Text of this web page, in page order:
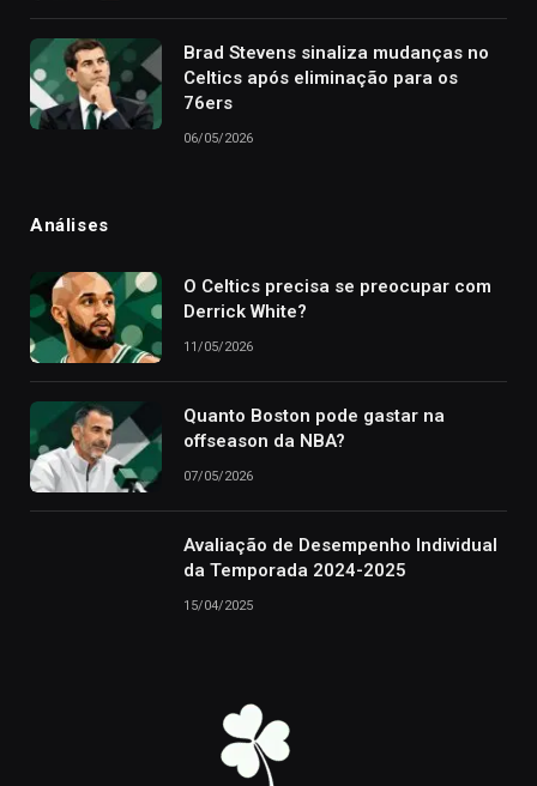
Brad Stevens sinaliza mudanças no
Celtics após eliminação para os
76ers
06/05/2026
Análises
O Celtics precisa se preocupar com
Derrick White?
11/05/2026
Quanto Boston pode gastar na
offseason da NBA?
07/05/2026
Avaliação de Desempenho Individual
da Temporada 2024-2025
15/04/2025